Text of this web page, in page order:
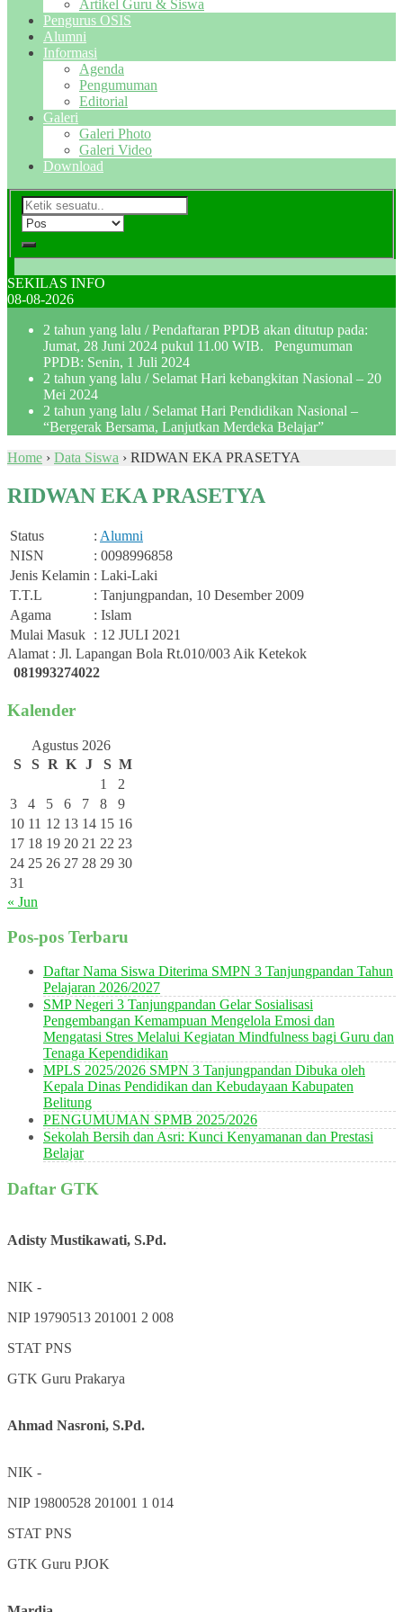
Artikel Guru & Siswa
Pengurus OSIS
Alumni
Informasi
Agenda
Pengumuman
Editorial
Galeri
Galeri Photo
Galeri Video
Download
SEKILAS INFO
08-08-2026
2 tahun yang lalu / Pendaftaran PPDB akan ditutup pada:
Jumat, 28 Juni 2024 pukul 11.00 WIB. Pengumuman
PPDB: Senin, 1 Juli 2024
2 tahun yang lalu / Selamat Hari kebangkitan Nasional – 20
Mei 2024
2 tahun yang lalu / Selamat Hari Pendidikan Nasional –
“Bergerak Bersama, Lanjutkan Merdeka Belajar”
Home › Data Siswa › RIDWAN EKA PRASETYA
RIDWAN EKA PRASETYA
Status : Alumni
NISN
: 0098996858
Jenis Kelamin : Laki-Laki
T.T.L
: Tanjungpandan, 10 Desember 2009
Agama
: Islam
Mulai Masuk : 12 JULI 2021
Alamat : Jl. Lapangan Bola Rt.010/003 Aik Ketekok
081993274022
Kalender
Agustus 2026
S
S R K J S M
1
2
3
4 5 6 7 8
9
10 11 12 13 14 15 16
17 18 19 20 21 22 23
24 25 26 27 28 29 30
31
« Jun
Pos-pos Terbaru
Daftar Nama Siswa Diterima SMPN 3 Tanjungpandan Tahun
Pelajaran 2026/2027
SMP Negeri 3 Tanjungpandan Gelar Sosialisasi
Pengembangan Kemampuan Mengelola Emosi dan
Mengatasi Stres Melalui Kegiatan Mindfulness bagi Guru dan
Tenaga Kependidikan
MPLS 2025/2026 SMPN 3 Tanjungpandan Dibuka oleh
Kepala Dinas Pendidikan dan Kebudayaan Kabupaten
Belitung
PENGUMUMAN SPMB 2025/2026
Sekolah Bersih dan Asri: Kunci Kenyamanan dan Prestasi
Belajar
Daftar GTK
Adisty Mustikawati, S.Pd.
NIK -
NIP 19790513 201001 2 008
STAT PNS
GTK Guru Prakarya
Ahmad Nasroni, S.Pd.
NIK -
NIP 19800528 201001 1 014
STAT PNS
GTK Guru PJOK